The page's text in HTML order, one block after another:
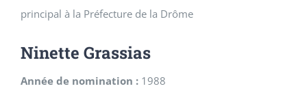
principal à la Préfecture de la Drôme
Ninette Grassias
Année de nomination : 1988